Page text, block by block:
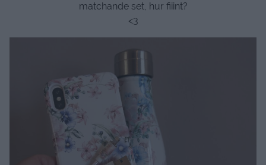
matchande set, hur fiiint?
<3